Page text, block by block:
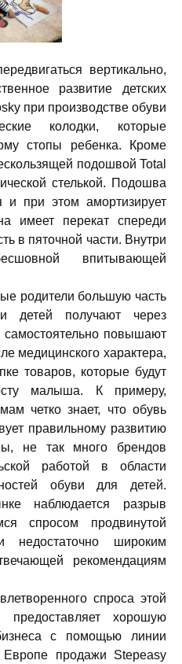
вертикально,
развитие детских
при производстве обуви
колодки, которые
стопы ребенка. Кроме
подошвой Total
стелькой. Подошва
и при этом амортизирует
имеет перекат спереди
в пяточной части. Внутри
впитывающей
родители большую часть
детей получают через
повышают
медицинского характера,
товаров, которые будут
малыша. К примеру,
четко знает, что обувь
правильному развитию
не так много брендов
работой в области
обуви для детей.
наблюдается разрыв
спросом продвинутой
недостаточно широким
рекомендациям
спроса этой
предоставляет хорошую
с помощью линии
продажи Stepeasy